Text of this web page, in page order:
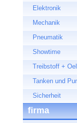
Elektronik
Mechanik
Pneumatik
Showtime
Treibstoff + Oel
Tanken und
Sicherheit
firma